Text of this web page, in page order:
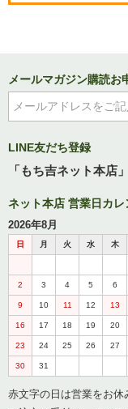
メールマガジン購読お
LINE友だち登録
「もち吉ネット本店
ネット本店 営業日カレ
2026年8月
日 月 火 水 木
2 3 4 5 6
9 10 11 12 13
16 17 18 19 20
23 24 25 26 27
30 31
赤文字の日は営業をお休